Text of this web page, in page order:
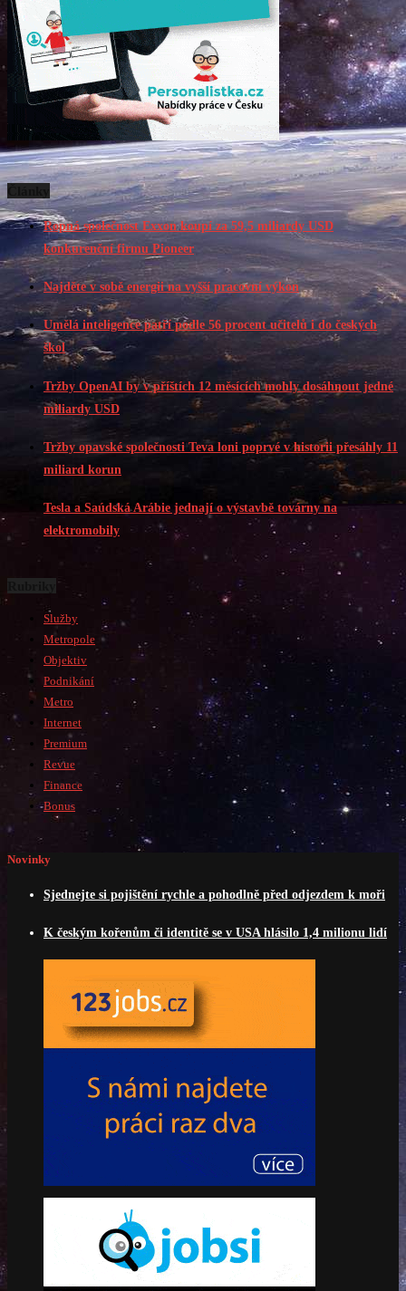
Ropná společnost Exxon koupí za 59,5 miliardy USD
konkurenční firmu Pioneer
Najděte v sobě energii na vyšší pracovní výkon
Umělá inteligence patří podle 56 procent učitelů i do českých
škol
Tržby OpenAI by v příštích 12 měsících mohly dosáhnout jedné
miliardy USD
Tržby opavské společnosti Teva loni poprvé v historii přesáhly 11
miliard korun
Tesla a Saúdská Arábie jednají o výstavbě továrny na
elektromobily
Služby
Metropole
Objektiv
Podnikání
Metro
Internet
Premium
Revue
Finance
Bonus
Novinky
Sjednejte si pojištění rychle a pohodlně před odjezdem k moři
K českým kořenům či identitě se v USA hlásilo 1,4 milionu lidí